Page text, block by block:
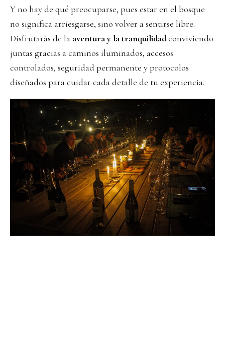
Y no hay de qué preocuparse, pues estar en el bosque
no significa arriesgarse, sino volver a sentirse libre.
Disfrutarás de la aventura y la tranquilidadconviviendo
juntas gracias a caminos iluminados, accesos
controlados, seguridad permanente y protocolos
diseñados para cuidar cada detalle de tu experiencia.